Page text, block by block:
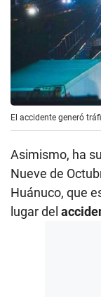
El accidente generó
Asimismo, ha
Nueve de
Huánuco, que
lugar del